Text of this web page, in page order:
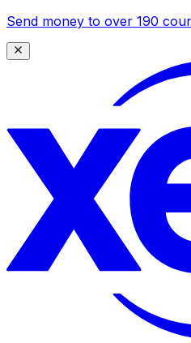
Send money to over 190